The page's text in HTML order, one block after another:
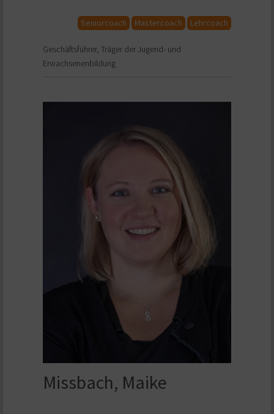
Seniorcoach Mastercoach Lehrcoach
Geschäftsführer, Träger der Jugend- und
Erwachsenenbildung
Missbach, Maike